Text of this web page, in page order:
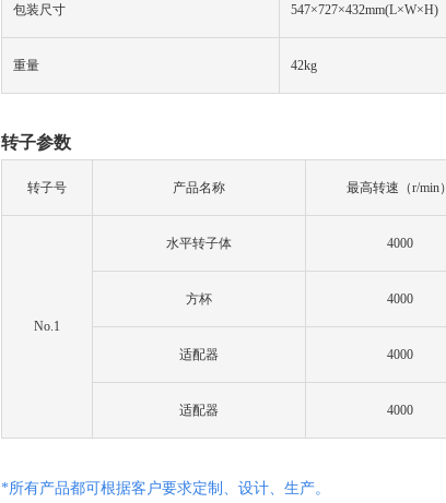
包装尺寸 547×727×432mm(L×W×H)
重量 42kg
转子参数
转子号 产品名称 最高转速（r/min）
No.1
水平转子体 4000
方杯 4000
适配器 4000
适配器 4000
*所有产品都可根据客户要求定制、设计、生产。